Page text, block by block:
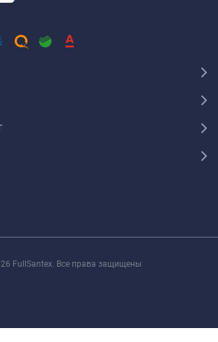
FullSantex. Все права защищены